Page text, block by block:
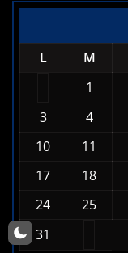
L
M
1
3
4
10
11
17